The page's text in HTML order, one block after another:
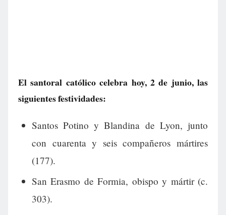
El santoral católico celebra hoy, 2 de junio, las
siguientes festividades:
Santos Potino y Blandina de Lyon, junto
con cuarenta y seis compañeros mártires
(177).
San Erasmo de Formia, obispo y mártir (c.
303).